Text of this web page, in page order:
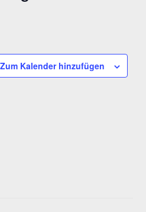
Zum Kalender hinzufügen